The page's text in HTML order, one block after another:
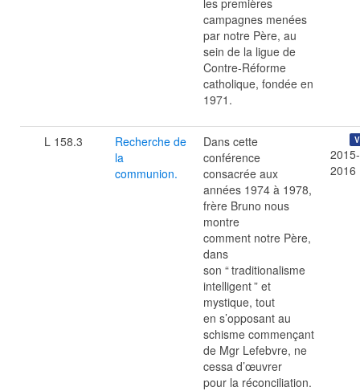
les premières
campagnes menées
par notre Père, au
sein de la ligue de
Contre-Réforme
catholique, fondée en
1971.
L 158.3
Recherche de
la
communion.
Dans cette
conférence
consacrée aux
années 1974 à 1978,
frère Bruno nous
montre
comment notre Père,
dans
son “traditionalisme
intelligent” et
mystique, tout
en s’opposant au
schisme commençant
de Mgr Lefebvre, ne
cessa d’œuvrer
pour la réconciliation.
2015-
2016